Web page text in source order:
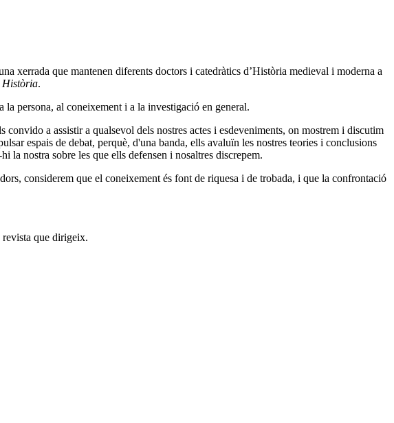
xerrada que mantenen diferents doctors i catedràtics d’Història medieval i moderna a
Història.
la persona, al coneixement i a la investigació en general.
a assistir a qualsevol dels nostres actes i esdeveniments, on mostrem i discutim
espais de debat, perquè, d'una banda, ells avaluïn les nostres teories i conclusions
la nostra sobre les que ells defensen i nosaltres discrepem.
considerem que el coneixement és font de riquesa i de trobada, i que la confrontació
revista que dirigeix.